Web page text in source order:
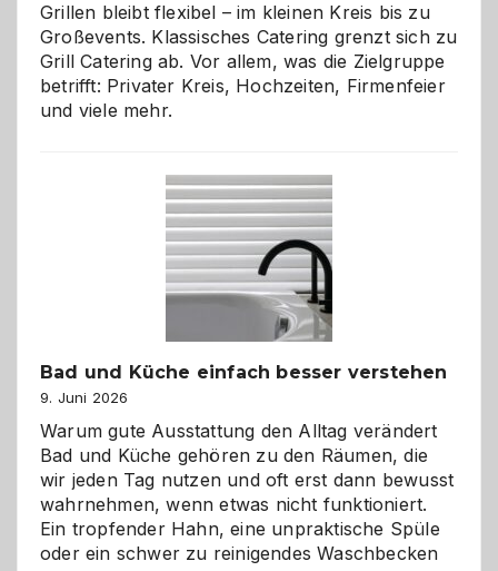
Grillen bleibt flexibel – im kleinen Kreis bis zu
Großevents. Klassisches Catering grenzt sich zu
Grill Catering ab. Vor allem, was die Zielgruppe
betrifft: Privater Kreis, Hochzeiten, Firmenfeier
und viele mehr.
Bad und Küche einfach besser verstehen
9. Juni 2026
Warum gute Ausstattung den Alltag verändert
Bad und Küche gehören zu den Räumen, die
wir jeden Tag nutzen und oft erst dann bewusst
wahrnehmen, wenn etwas nicht funktioniert.
Ein tropfender Hahn, eine unpraktische Spüle
oder ein schwer zu reinigendes Waschbecken